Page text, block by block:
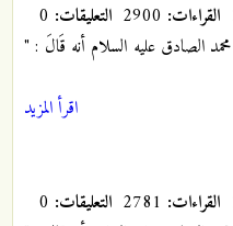
القراءات: التعليقات:
الصادق عليه السلام أنه قَالَ : "
اقرأ المزيد
القراءات: التعليقات: